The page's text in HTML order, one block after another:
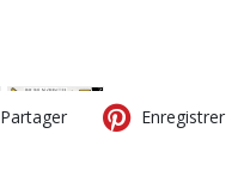
Partager Enregistrer